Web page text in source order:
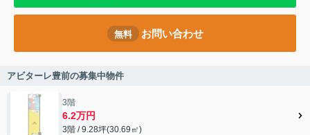
無料 お問い合わせ
アビターレ豊前の募集中物件
3階
6.2万円
3階 / 9.28坪(30.69㎡)